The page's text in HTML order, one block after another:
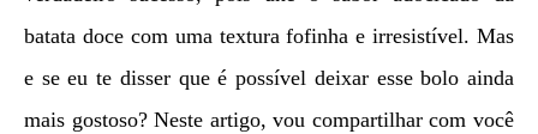
batata doce com uma textura fofinha e irresistível. Mas
e se eu te disser que é possível deixar esse bolo ainda
mais gostoso? Neste artigo, vou compartilhar com você